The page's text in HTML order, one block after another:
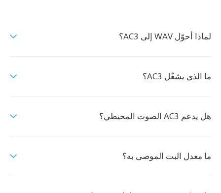
لماذا أحوّل WAV إلى AC3؟
ما الذي يشغّل AC3؟
هل يدعم AC3 الصوت المحيطي؟
ما معدل البت الموصى به؟